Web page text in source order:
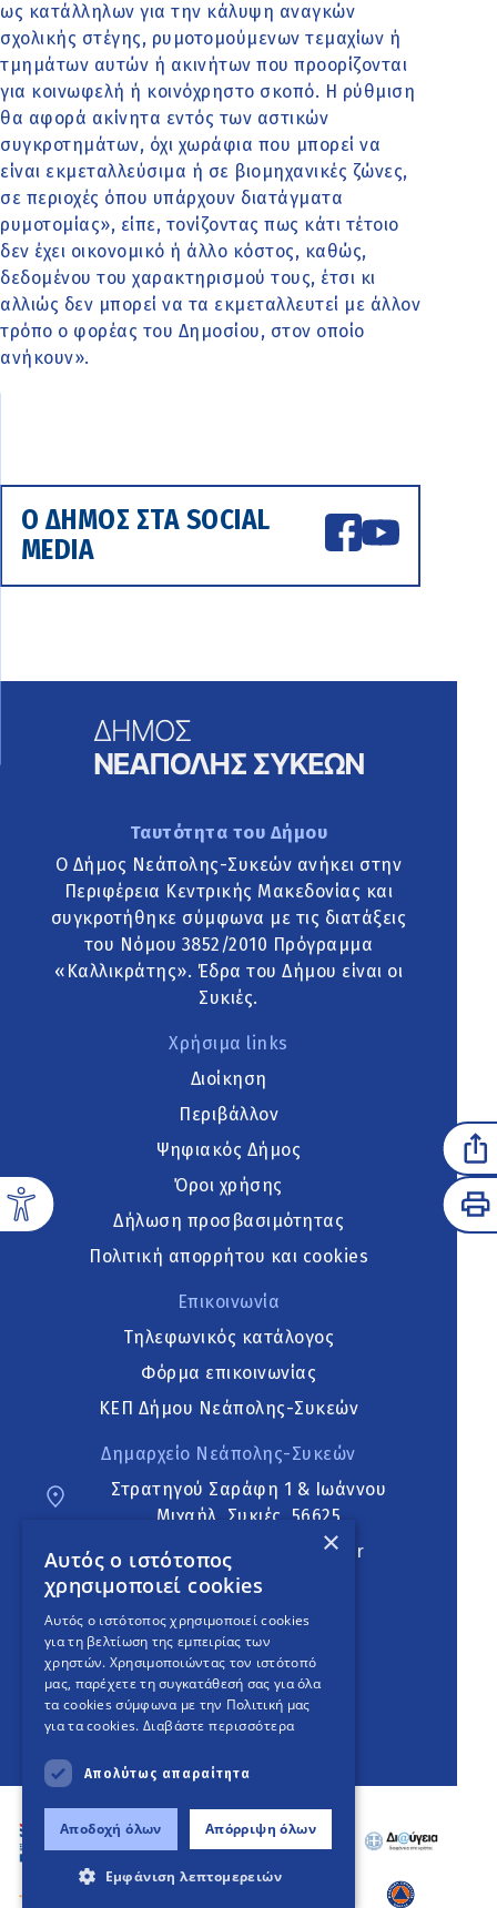
ως κατάλληλων για την κάλυψη αναγκών
σχολικής στέγης, ρυμοτομούμενων τεμαχίων ή
τμημάτων αυτών ή ακινήτων που προορίζονται
για κοινωφελή ή κοινόχρηστο σκοπό. Η ρύθμιση
θα αφορά ακίνητα εντός των αστικών
συγκροτημάτων, όχι χωράφια που μπορεί να
είναι εκμεταλλεύσιμα ή σε βιομηχανικές ζώνες,
σε περιοχές όπου υπάρχουν διατάγματα
ρυμοτομίας», είπε, τονίζοντας πως κάτι τέτοιο
δεν έχει οικονομικό ή άλλο κόστος, καθώς,
δεδομένου του χαρακτηρισμού τους, έτσι κι
αλλιώς δεν μπορεί να τα εκμεταλλευτεί με άλλον
τρόπο ο φορέας του Δημοσίου, στον οποίο
ανήκουν».
Ο ΔΗΜΟΣ ΣΤΑ SOCIAL
MEDIA
Ταυτότητα του Δήμου
Ο Δήμος Νεάπολης-Συκεών ανήκει στην
Περιφέρεια Κεντρικής Μακεδονίας και
συγκροτήθηκε σύμφωνα με τις διατάξεις
του Νόμου 3852/2010 Πρόγραμμα
«Καλλικράτης». Έδρα του Δήμου είναι οι
Συκιές.
Χρήσιμα links
Διοίκηση
Περιβάλλον
Ψηφιακός Δήμος
Όροι χρήσης
Δήλωση προσβασιμότητας
Πολιτική απορρήτου και cookies
Επικοινωνία
Τηλεφωνικός κατάλογος
Φόρμα επικοινωνίας
ΚΕΠ Δήμου Νεάπολης-Συκεών
Δημαρχείο Νεάπολης-Συκεών
Στρατηγού Σαράφη 1 & Ιωάννου
Μιχαήλ, Συκιές, 56625
neapoli.sykies@ddt.gov.gr
Ακολουθήστε
English Version
An project
×
Αυτός ο ιστότοπος
χρησιμοποιεί cookies
Αυτός ο ιστότοπος χρησιμοποιεί cookies
για τη βελτίωση της εμπειρίας των
χρηστών. Χρησιμοποιώντας τον ιστότοπό
μας, παρέχετε τη συγκατάθεσή σας για όλα
τα cookies σύμφωνα με την Πολιτική μας
για τα cookies. Διαβάστε περισσότερα
Απολύτως απαραίτητα
Αποδοχή όλων Απόρριψη όλων
Εμφάνιση λεπτομερειών